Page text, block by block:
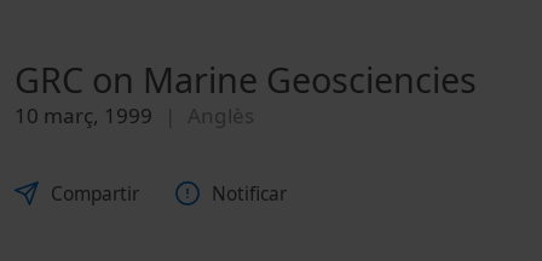
GRC on Marine Geosciencies
10 març, 1999 Anglès
Compartir Notificar